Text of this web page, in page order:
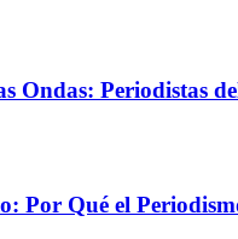
Ondas: Periodistas
Por Qué el